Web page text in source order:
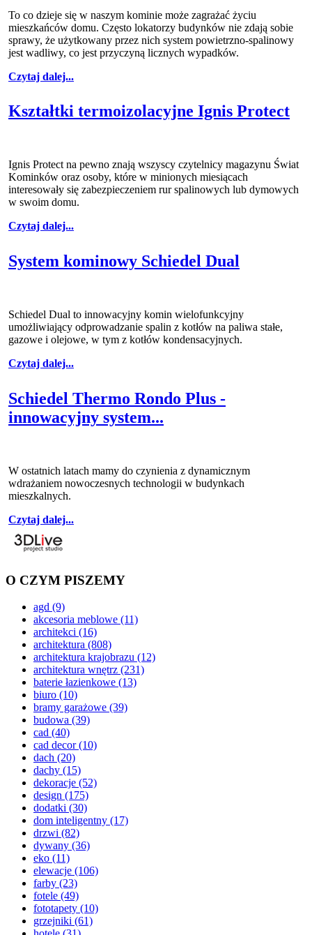
To co dzieje się w naszym kominie może zagrażać życiu
mieszkańców domu. Często lokatorzy budynków nie zdają sobie
sprawy, że użytkowany przez nich system powietrzno-spalinowy
jest wadliwy, co jest przyczyną licznych wypadków.
Czytaj dalej...
Kształtki termoizolacyjne Ignis Protect
Ignis Protect na pewno znają wszyscy czytelnicy magazynu Świat
Kominków oraz osoby, które w minionych miesiącach
interesowały się zabezpieczeniem rur spalinowych lub dymowych
w swoim domu.
Czytaj dalej...
System kominowy Schiedel Dual
Schiedel Dual to innowacyjny komin wielofunkcyjny
umożliwiający odprowadzanie spalin z kotłów na paliwa stałe,
gazowe i olejowe, w tym z kotłów kondensacyjnych.
Czytaj dalej...
Schiedel Thermo Rondo Plus -
innowacyjny system...
W ostatnich latach mamy do czynienia z dynamicznym
wdrażaniem nowoczesnych technologii w budynkach
mieszkalnych.
Czytaj dalej...
O CZYM PISZEMY
agd (9)
akcesoria meblowe (11)
architekci (16)
architektura (808)
architektura krajobrazu (12)
architektura wnętrz (231)
baterie łazienkowe (13)
biuro (10)
bramy garażowe (39)
budowa (39)
cad (40)
cad decor(10)
dach (20)
dachy (15)
dekoracje (52)
design (175)
dodatki (30)
dom inteligentny (17)
drzwi (82)
dywany (36)
eko (11)
elewacje (106)
farby (23)
fotele (49)
fototapety (10)
grzejniki (61)